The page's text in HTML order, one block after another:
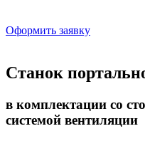
Оформить заявку
Станок
в комплектации со
системой вентиляции